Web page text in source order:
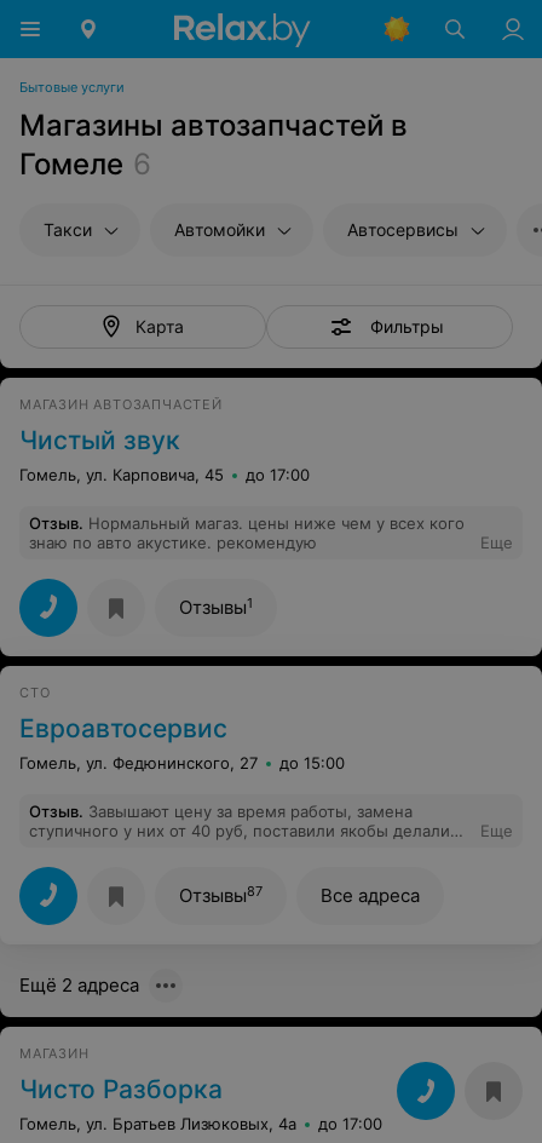
Бытовые услуги
Магазины автозапчастей в
Гомеле 6
Такси Автомойки Автосервисы
Карта Фильтры
МАГАЗИН АВТОЗАПЧАСТЕЙ
Чистый звук
Гомель, ул. Карповича, 45 до 17:00
Отзыв. Нормальный магаз. цены ниже чем у всех кого
знаю по авто акустике. рекомендую
Еще
Отзывы1
СТО
Евроавтосервис
Гомель, ул. Федюнинского, 27 до 15:00
Отзыв. Завышают цену за время работы, замена
ступичного у них от 40 руб, поставили якобы делали
максимум. По итогу на следующий день менял второй
ступичный в другом сервисе, сделали сразу за полчаса
и взяли 35р . Не советую.
Еще
Отзывы87 Все адреса
Ещё 2 адреса
МАГАЗИН
Чисто Разборка
Гомель, ул. Братьев Лизюковых, 4а до 17:00